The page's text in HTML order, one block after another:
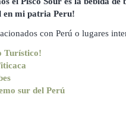
mi patria Peru!
con Perú o lugares
Turístico!
sur del Perú